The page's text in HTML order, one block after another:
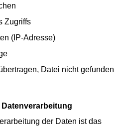
Zugriffs
(IP-Adresse)
Datei nicht gefunden
Datenverarbeitung
der Daten ist das